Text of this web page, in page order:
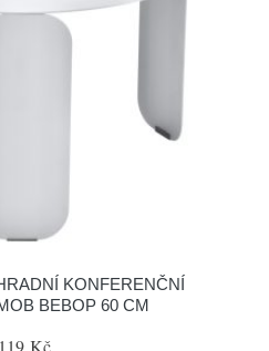
KONFERENČNÍ
BEBOP 60 CM
Kč